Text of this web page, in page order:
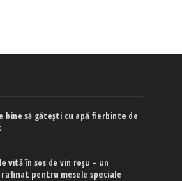
bine să gătești cu apă fierbinte de
vită în sos de vin roșu – un
pentru mesele speciale